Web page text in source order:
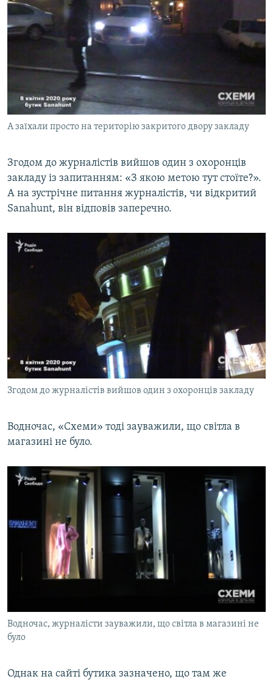
А заїхали просто на територію закритого двору закладу
Згодом до журналістів вийшов один з охоронців
закладу із запитанням: «З якою метою тут стоїте?».
А на зустрічне питання журналістів, чи відкритий
Sanahunt, він відповів заперечно.
Згодом до журналістів вийшов один з охоронців закладу
Водночас, «Схеми» тоді зауважили, що світла в
магазині не було.
Водночас, журналісти зауважили, що світла в магазині не
було
Однак на сайті бутика зазначено, що там же